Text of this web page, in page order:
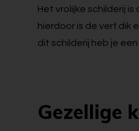
Het vrolijke schilderij
hierdoor is de verf dik
dit schilderij heb je
Gezellige